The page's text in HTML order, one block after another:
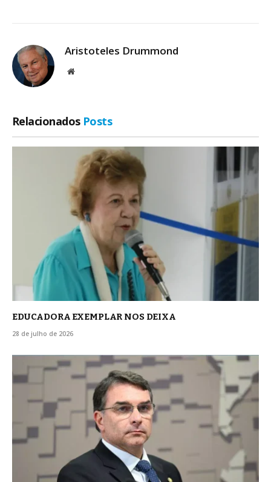
Aristoteles Drummond
Site
Relacionados Posts
EDUCADORA EXEMPLAR NOS DEIXA
28 de julho de 2026